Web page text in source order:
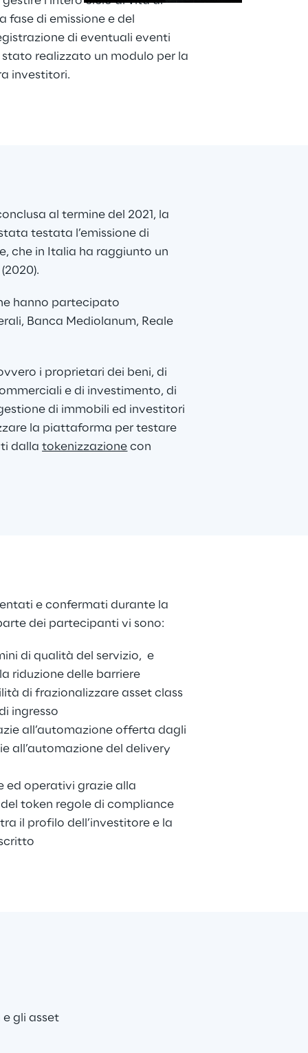
fase di emissione e del
di eventuali eventi
realizzato un modulo per la
investitori.
al termine del 2021, la
testata l’emissione di
che in Italia ha raggiunto un
hanno partecipato
Banca Mediolanum, Reale
i proprietari dei beni, di
e di investimento, di
di immobili ed investitori
la piattaforma per testare
dalla tokenizzazione con
e confermati durante la
dei partecipanti vi sono:
di qualità del servizio,  e
riduzione delle barriere
di frazionalizzare asset class
ingresso
all’automazione offerta dagli
all’automazione del delivery
ed operativi grazie alla
token regole di compliance
il profilo dell’investitore e la
gli asset